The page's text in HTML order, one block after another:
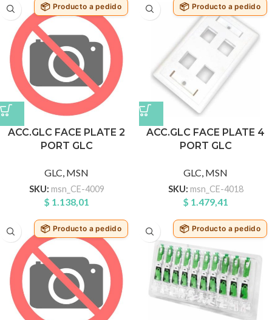
Producto a pedido
ACC.GLC FACE PLATE 2
PORT GLC
GLC, MSN
SKU: msn_CE-4009
$ 1.138,01
Producto a pedido
ACC.GLC FACE PLATE 4
PORT GLC
GLC, MSN
SKU: msn_CE-4018
$ 1.479,41
Producto a pedido Producto a pedido